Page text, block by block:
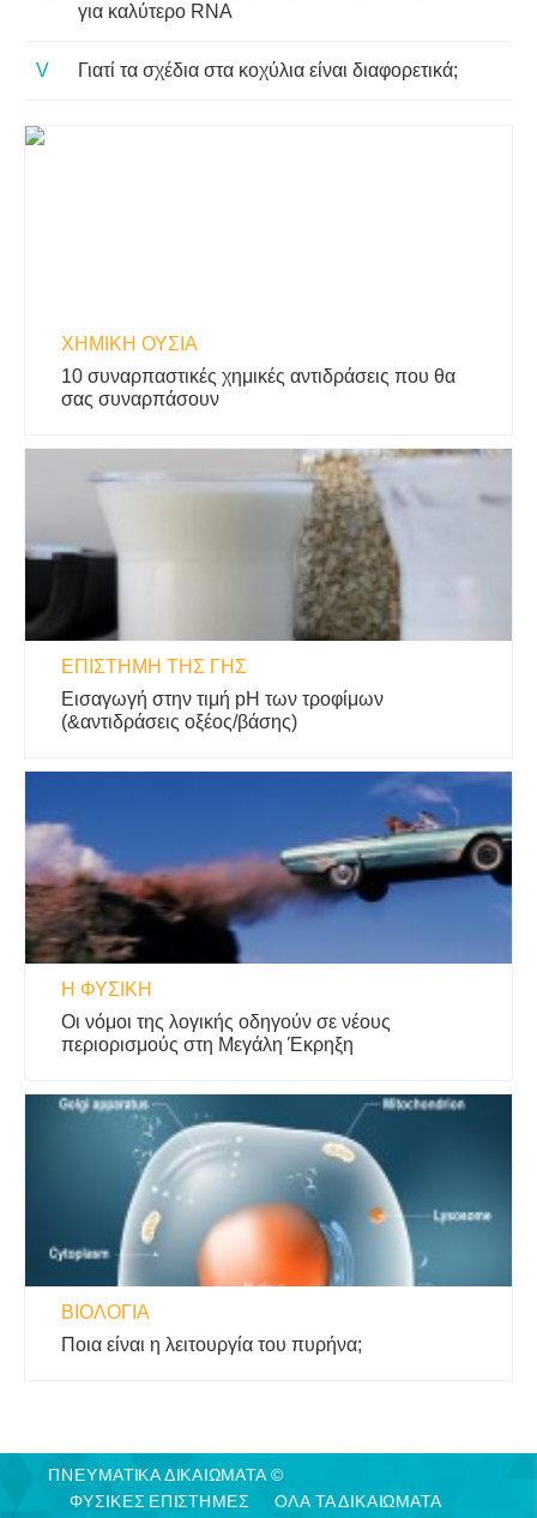
για καλύτερο RNA
Γιατί τα σχέδια στα κοχύλια είναι διαφορετικά;
ΧΗΜΙΚΉ ΟΥΣΊΑ
10 συναρπαστικές χημικές αντιδράσεις που θα
σας συναρπάσουν
ΕΠΙΣΤΉΜΗ ΤΗΣ ΓΗΣ
Εισαγωγή στην τιμή pH των τροφίμων
(&αντιδράσεις οξέος/βάσης)
Η ΦΥΣΙΚΗ
Οι νόμοι της λογικής οδηγούν σε νέους
περιορισμούς στη Μεγάλη Έκρηξη
ΒΙΟΛΟΓΊΑ
Ποια είναι η λειτουργία του πυρήνα;
ΠΝΕΥΜΑΤΙΚΑ ΔΙΚΑΙΩΜΑΤΑ ©
ΦΥΣΙΚΈΣ ΕΠΙΣΤΉΜΕΣ
ΟΛΑ ΤΑ ΔΙΚΑΙΩΜΑΤΑ